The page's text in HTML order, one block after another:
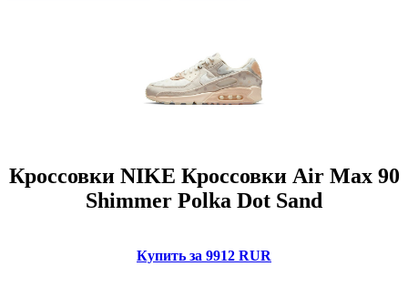
Кроссовки NIKE Кроссовки Air Max 90
Shimmer Polka Dot Sand
Купить за 9912 RUR